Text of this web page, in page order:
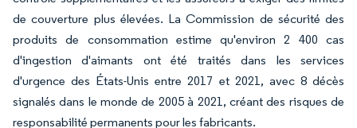
de couverture plus élevées. La Commission de sécurité des
produits de consommation estime qu'environ 2 400 cas
d'ingestion d'aimants ont été traités dans les services
d'urgence des États-Unis entre 2017 et 2021, avec 8 décès
signalés dans le monde de 2005 à 2021, créant des risques de
responsabilité permanents pour les fabricants.